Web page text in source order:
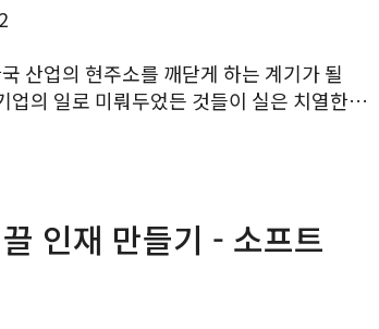
산업의 현주소를 깨닫게 하는 계기가 될
업의 일로 미뤄두었든 것들이 실은 치열한
인재 만들기 - 소프트